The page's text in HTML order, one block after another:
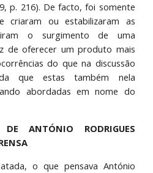
p. 216). De facto, foi somente
criaram ou estabilizaram as
o surgimento de uma
de oferecer um produto mais
do que na discussão
que estas também nela
abordadas em nome do
ANTÓNIO RODRIGUES
o que pensava António